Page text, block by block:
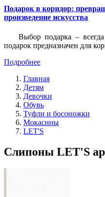
Подарок в коридор:
произведение искусства
Выбор подарка –
подарок предназначен для
Подробнее
Главная
Детям
Девочки
Обувь
Туфли и босоножки
Мокасины
LET'S
Слипоны LET'S